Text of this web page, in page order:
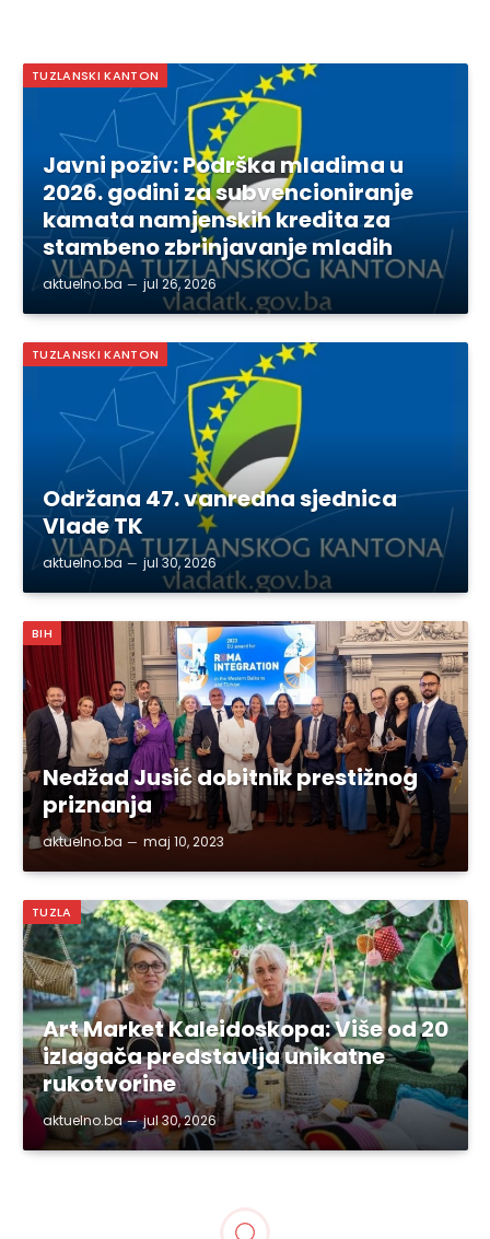
TUZLANSKI KANTON
Javni poziv: Podrška mladima u
2026. godini za subvencioniranje
kamata namjenskih kredita za
stambeno zbrinjavanje mladih
aktuelno.ba jul 26, 2026
TUZLANSKI KANTON
Održana 47. vanredna sjednica
Vlade TK
aktuelno.ba jul 30, 2026
BIH
Nedžad Jusić dobitnik prestižnog
priznanja
aktuelno.ba maj 10, 2023
TUZLA
Art Market Kaleidoskopa: Više od 20
izlagača predstavlja unikatne
rukotvorine
aktuelno.ba jul 30, 2026